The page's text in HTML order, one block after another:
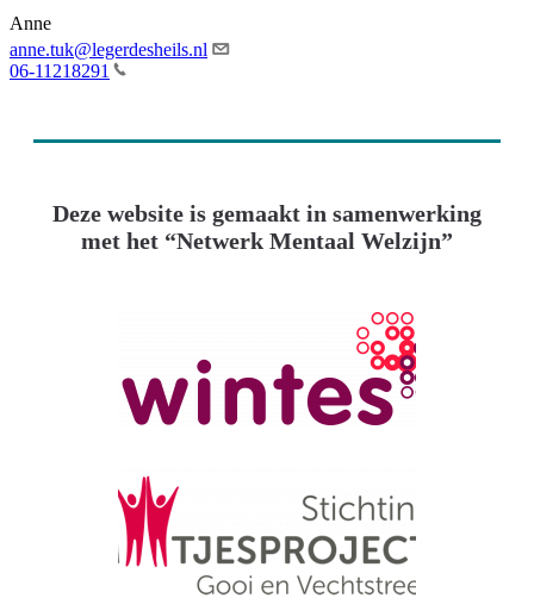
Anne
anne.tuk@legerdesheils.nl
06-11218291
Deze website is gemaakt in samenwerking
met het “Netwerk Mentaal Welzijn”